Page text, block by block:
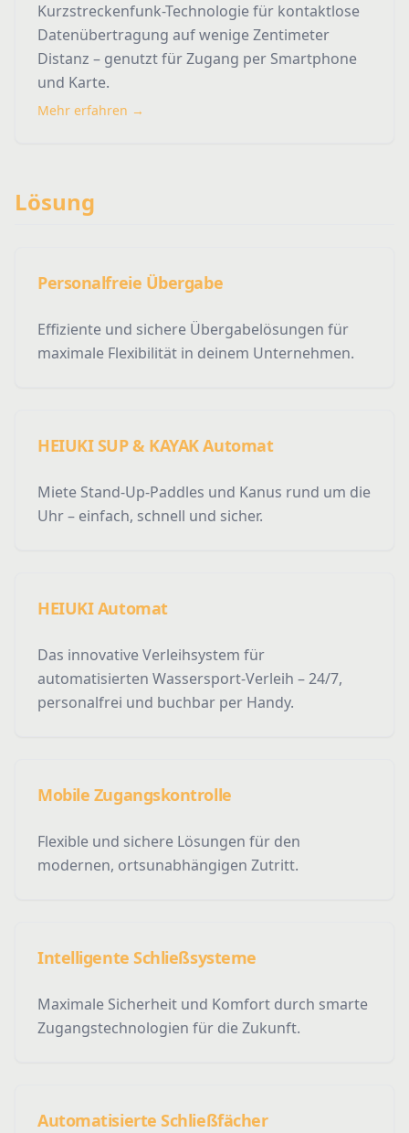
Kurzstreckenfunk-Technologie für kontaktlose
Datenübertragung auf wenige Zentimeter
Distanz – genutzt für Zugang per Smartphone
und Karte.
Mehr erfahren →
Lösung
Personalfreie Übergabe
Effiziente und sichere Übergabelösungen für
maximale Flexibilität in deinem Unternehmen.
HEIUKI SUP & KAYAK Automat
Miete Stand-Up-Paddles und Kanus rund um die
Uhr – einfach, schnell und sicher.
HEIUKI Automat
Das innovative Verleihsystem für
automatisierten Wassersport-Verleih – 24/7,
personalfrei und buchbar per Handy.
Mobile Zugangskontrolle
Flexible und sichere Lösungen für den
modernen, ortsunabhängigen Zutritt.
Intelligente Schließsysteme
Maximale Sicherheit und Komfort durch smarte
Zugangstechnologien für die Zukunft.
Automatisierte Schließfächer